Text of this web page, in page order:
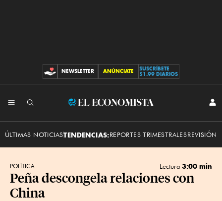
CONTRIBUCIONES
NEWSLETTER ANÚNCIATE
SUSCRÍBETE
$1.99 DIARIOS
El
ÚLTIMAS NOTICIASTENDENCIAS:REPORTES TRIMESTRALESREVISIÓN
POLÍTICA Lectura 3:00 min
Peña descongela relaciones con
China